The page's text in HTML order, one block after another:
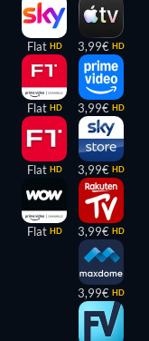
Flat HD
Flat HD
Flat HD
Flat HD
3,99€ HD
3,99€ HD
3,99€ HD
3,99€ HD
3,99€ HD